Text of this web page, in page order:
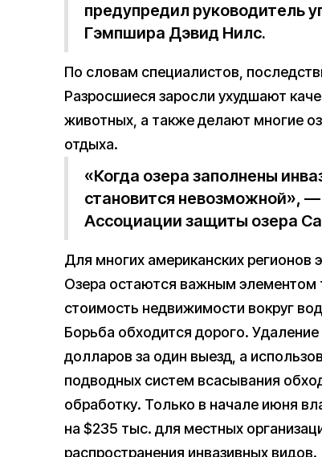
предупредил руководитель
Гэмпшира Дэвид Нилс.
По словам специалистов,
Разросшиеся заросли ухудшают
животных, а также делают многие
отдыха.
«Когда озера заполнены
становится невозможной»,
Ассоциации защиты озера
Для многих американских регионов
Озера остаются важным элементом
стоимость недвижимости вокруг
Борьба обходится дорого.
долларов за один выезд, а
подводных систем всасывания
обработку. Только в начале июня
на $235 тыс. для местных
распространения инвазивных видов.